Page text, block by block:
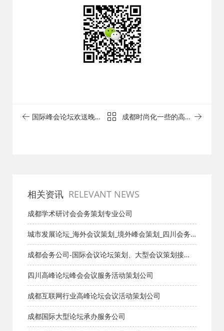
国际峰会论坛欢送晚宴
成都时尚化一些的高峰
相关资讯 RELEVANT NEWS
成都学术研讨会会务策划专业公司
城市发展论坛_海外会议策划_境外峰会策划_四川会务
服务公司
成都会务公司-国际会议论坛策划、大型会议策划接
待、国际会议多方连线
四川高峰论坛峰会会议服务活动策划公司
成都互联网行业高峰论坛会议活动策划公司
成都国际大型论坛承办服务公司